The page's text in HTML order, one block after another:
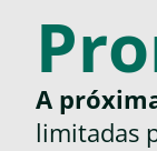
A
limitadas